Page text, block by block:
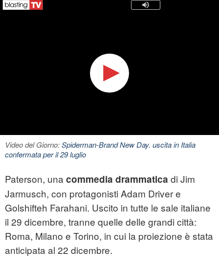
Video del Giorno:Spiderman-Brand New Day. uscita in Italia
confermata per il 29 luglio
Paterson, una commedia drammatica di Jim
Jarmusch, con protagonisti Adam Driver e
Golshifteh Farahani. Uscito in tutte le sale italiane
il 29 dicembre, tranne quelle delle grandi città:
Roma, Milano e Torino, in cui la proiezione è stata
anticipata al 22 dicembre.